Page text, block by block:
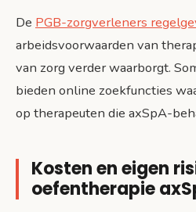
De PGB-zorgverleners
arbeidsvoorwaarden van
van zorg verder waarborgt.
bieden online zoekfuncties
op therapeuten die axSpA-
Kosten en eigen
oefentherapie